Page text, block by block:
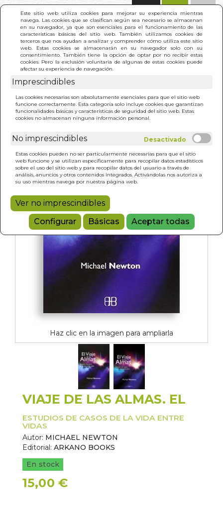
Este sitio web utiliza cookies para mejorar su experiencia mientras
navega. Las cookies que se clasifican según sea necesario se almacenan
en su navegador, ya que son esenciales para el funcionamiento de las
características básicas del sitio web. También utilizamos cookies de
terceros que nos ayudan a analizar y comprender cómo utiliza este sitio
web. Estas cookies se almacenarán en su navegador solo con su
consentimiento. También tiene la opción de optar por no recibir estas
cookies. Pero la exclusión voluntaria de algunas de estas cookies puede
afectar su experiencia de navegación.
Imprescindibles
Las cookies necesarias son absolutamente esenciales para que el sitio web
funcione correctamente. Esta categoría solo incluye cookies que garantizan
funcionalidades básicas y características de seguridad del sitio web. Estas
cookies no almacenan ninguna información personal.
No imprescindibles
Estas cookies pueden no ser particularmente necesarias para que el sitio
web funcione y se utilizan específicamente para recopilar datos estadísticos
sobre el uso del sitio web y para recopilar datos del usuario a través de
análisis, anuncios y otros contenidos integrados. Activándolas nos autoriza a
su uso mientras navega por nuestra página web.
Ver no imprescindibles
Configurar
Básicas Aceptar todas
INICIO > VIAJE DE LAS ALMAS. EL
Haz clic en la imagen para ampliarla
VIAJE DE LAS ALMAS. EL
ESTUDIOS DE CASOS DE LA VIDA ENTRE
VIDAS
Autor: MICHAEL NEWTON
Editorial: ARKANO BOOKS
En stock
15,00 €